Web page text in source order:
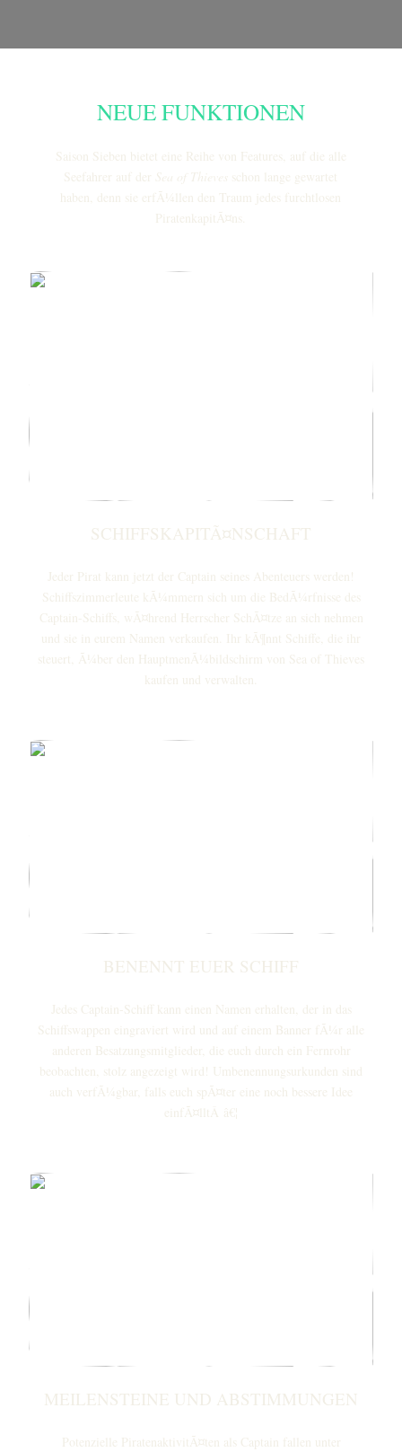
Neue Funktionen
NEUE FUNKTIONEN
Saison Sieben bietet eine Reihe von Features, auf die alle
Seefahrer auf der Sea of Thieves schon lange gewartet
haben, denn sie erfÃ¼llen den Traum jedes furchtlosen
PiratenkapitÃ¤ns.
SCHIFFSKAPITÃ¤NSCHAFT
Jeder Pirat kann jetzt der Captain seines Abenteuers werden!
Schiffszimmerleute kÃ¼mmern sich um die BedÃ¼rfnisse des
Captain-Schiffs, wÃ¤hrend Herrscher SchÃ¤tze an sich nehmen
und sie in eurem Namen verkaufen. Ihr kÃ¶nnt Schiffe, die ihr
steuert, Ã¼ber den HauptmenÃ¼bildschirm von Sea of Thieves
kaufen und verwalten.
BENENNT EUER SCHIFF
Jedes Captain-Schiff kann einen Namen erhalten, der in das
Schiffswappen eingraviert wird und auf einem Banner fÃ¼r alle
anderen Besatzungsmitglieder, die euch durch ein Fernrohr
beobachten, stolz angezeigt wird! Umbenennungsurkunden sind
auch verfÃ¼gbar, falls euch spÃ¤ter eine noch bessere Idee
einfÃ¤lltÂ â€¦
MEILENSTEINE UND ABSTIMMUNGEN
Potenzielle PiratenaktivitÃ¤ten als Captain fallen unter